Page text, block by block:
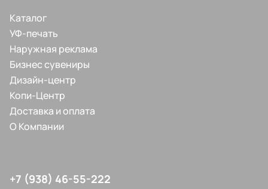
Каталог
УФ-печать
Наружная реклама
Бизнес сувениры
Дизайн-центр
Копи-Центр
Доставка и оплата
О Компании
+7 (938) 46-55-222